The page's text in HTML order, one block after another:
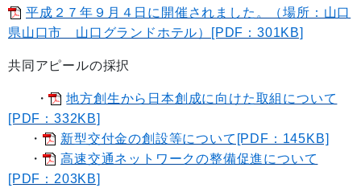
平成２７年９月４日に開催されました。（場所：山口
県山口市 山口グランドホテル）[PDF：301KB]
共同アピールの採択
・
地方創生から日本創成に向けた取組について
[PDF：332KB]
・
新型交付金の創設等について[PDF：145KB]
・
高速交通ネットワークの整備促進について
[PDF：203KB]